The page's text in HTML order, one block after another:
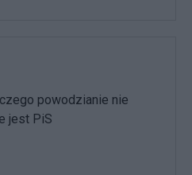
powodzianie nie
jest PiS